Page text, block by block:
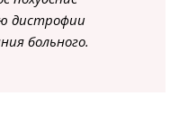
дистрофии
больного.